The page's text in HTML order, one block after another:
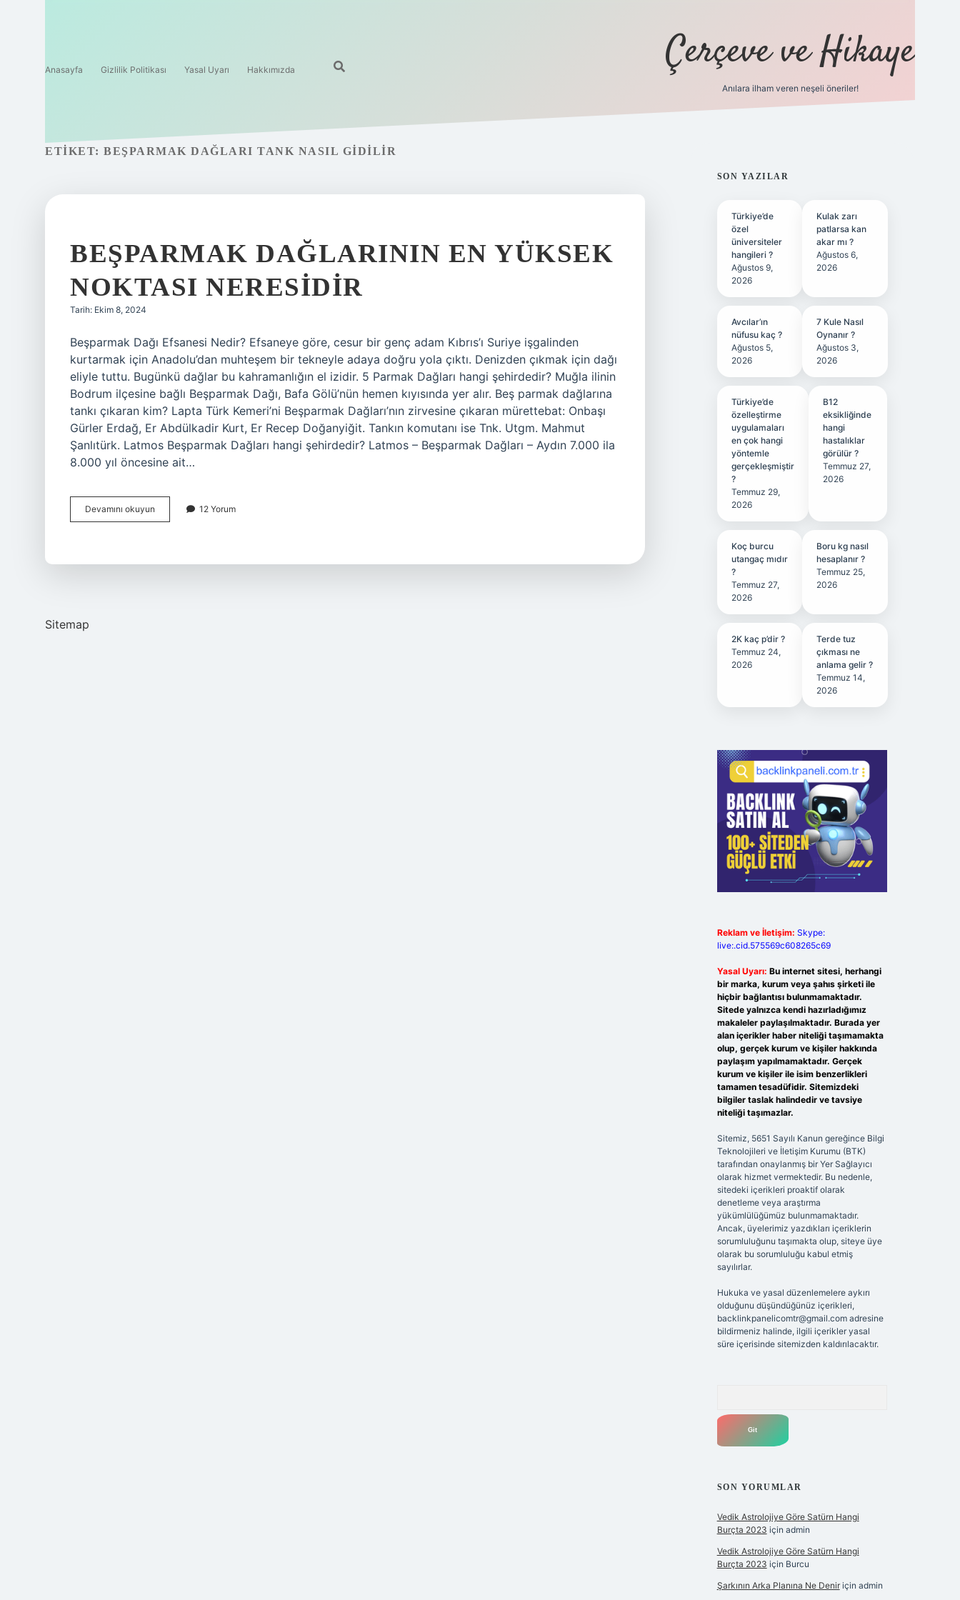
Anasayfa Gizlilik Politikası Yasal Uyarı Hakkımızda Çerçeve ve Hikaye
Anılara ilham veren neşeli öneriler!
ETIKET: BEŞPARMAK DAĞLARI TANK NASIL GIDILIR
BEŞPARMAK DAĞLARININ EN YÜKSEK
NOKTASI NERESIDIR
Tarih: Ekim 8, 2024
Beşparmak Dağı Efsanesi Nedir? Efsaneye göre, cesur bir genç adam Kıbrıs’ı Suriye işgalinden
kurtarmak için Anadolu’dan muhteşem bir tekneyle adaya doğru yola çıktı. Denizden çıkmak için dağı
eliyle tuttu. Bugünkü dağlar bu kahramanlığın el izidir. 5 Parmak Dağları hangi şehirdedir? Muğla ilinin
Bodrum ilçesine bağlı Beşparmak Dağı, Bafa Gölü’nün hemen kıyısında yer alır. Beş parmak dağlarına
tankı çıkaran kim? Lapta Türk Kemeri’ni Beşparmak Dağları’nın zirvesine çıkaran mürettebat: Onbaşı
Gürler Erdağ, Er Abdülkadir Kurt, Er Recep Doğanyiğit. Tankın komutanı ise Tnk. Utgm. Mahmut
Şanlıtürk. Latmos Beşparmak Dağları hangi şehirdedir? Latmos – Beşparmak Dağları – Aydın 7.000 ila
8.000 yıl öncesine ait…
Devamını okuyun Beşparmak
Dağlarının
12 Yorum
Sitemap
SIDEBAR
SON YAZILAR
Türkiye’de
özel
üniversiteler
hangileri ?
Ağustos 9,
2026
Kulak zarı
patlarsa kan
akar mı ?
Ağustos 6,
2026
Avcılar’ın
nüfusu kaç ?
Ağustos 5,
2026
7 Kule Nasıl
Oynanır ?
Ağustos 3,
2026
Türkiye’de
özelleştirme
uygulamaları
en çok hangi
yöntemle
gerçekleşmiştir
?
Temmuz 29,
2026
B12
eksikliğinde
hangi
hastalıklar
görülür ?
Temmuz 27,
2026
Koç burcu
utangaç mıdır
?
Temmuz 27,
2026
Boru kg nasıl
hesaplanır ?
Temmuz 25,
2026
2K kaç p’dir ?
Temmuz 24,
2026
Terde tuz
çıkması ne
anlama gelir ?
Temmuz 14,
2026
Reklam ve İletişim: Skype:
live:.cid.575569c608265c69
Yasal Uyarı: Bu internet sitesi, herhangi
bir marka, kurum veya şahıs şirketi ile
hiçbir bağlantısı bulunmamaktadır.
Sitede yalnızca kendi hazırladığımız
makaleler paylaşılmaktadır. Burada yer
alan içerikler haber niteliği taşımamakta
olup, gerçek kurum ve kişiler hakkında
paylaşım yapılmamaktadır. Gerçek
kurum ve kişiler ile isim benzerlikleri
tamamen tesadüfidir. Sitemizdeki
bilgiler taslak halindedir ve tavsiye
niteliği taşımazlar.
Sitemiz, 5651 Sayılı Kanun gereğince Bilgi
Teknolojileri ve İletişim Kurumu (BTK)
tarafından onaylanmış bir Yer Sağlayıcı
olarak hizmet vermektedir. Bu nedenle,
sitedeki içerikleri proaktif olarak
denetleme veya araştırma
yükümlülüğümüz bulunmamaktadır.
Ancak, üyelerimiz yazdıkları içeriklerin
sorumluluğunu taşımakta olup, siteye üye
olarak bu sorumluluğu kabul etmiş
sayılırlar.
Hukuka ve yasal düzenlemelere aykırı
olduğunu düşündüğünüz içerikleri,
backlinkpanelicomtr@gmail.comadresine
bildirmeniz halinde, ilgili içerikler yasal
süre içerisinde sitemizden kaldırılacaktır.
SON YORUMLAR
Vedik Astrolojiye Göre Satürn Hangi
Burçta 2023 için admin
Vedik Astrolojiye Göre Satürn Hangi
Burçta 2023 için Burcu
Şarkının Arka Planına Ne Deniriçin admin